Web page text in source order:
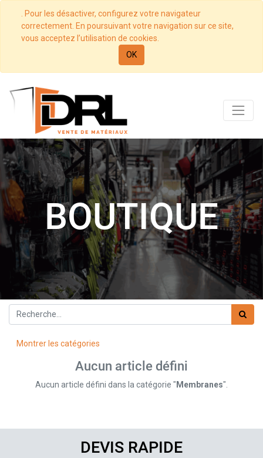
. Pour les désactiver, configurez votre navigateur
correctement. En poursuivant votre navigation sur ce site,
vous acceptez l’utilisation de cookies.
OK
BOUTIQUE
Montrer les catégories
Aucun article défini
Aucun article défini dans la catégorie " Membranes".
DEVIS RAPIDE